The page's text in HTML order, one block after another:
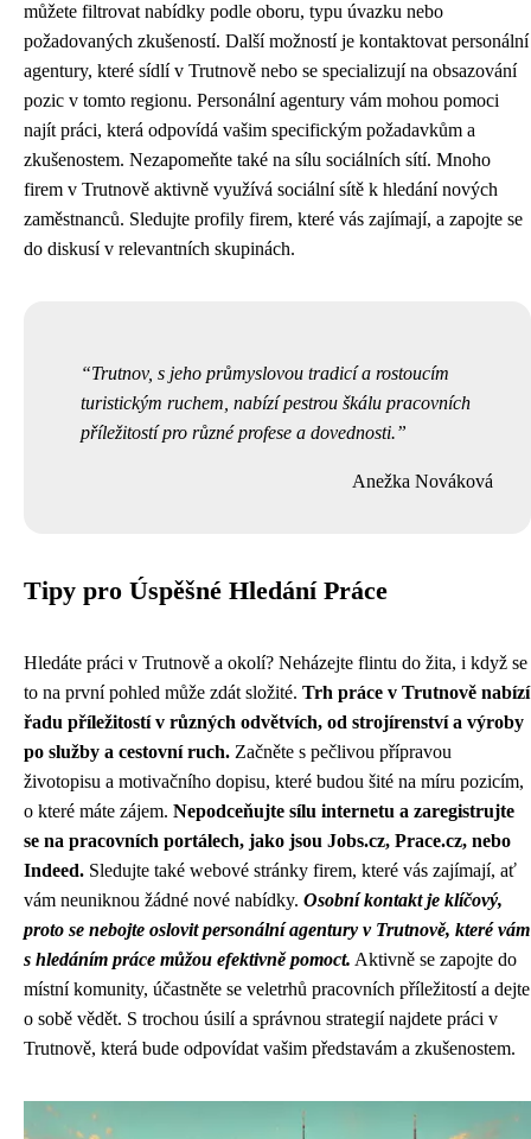
můžete filtrovat nabídky podle oboru, typu úvazku nebo
požadovaných zkušeností. Další možností je kontaktovat personální
agentury, které sídlí v Trutnově nebo se specializují na obsazování
pozic v tomto regionu. Personální agentury vám mohou pomoci
najít práci, která odpovídá vašim specifickým požadavkům a
zkušenostem. Nezapomeňte také na sílu sociálních sítí. Mnoho
firem v Trutnově aktivně využívá sociální sítě k hledání nových
zaměstnanců. Sledujte profily firem, které vás zajímají, a zapojte se
do diskusí v relevantních skupinách.
Trutnov, s jeho průmyslovou tradicí a rostoucím
turistickým ruchem, nabízí pestrou škálu pracovních
příležitostí pro různé profese a dovednosti.
Anežka Nováková
Tipy pro Úspěšné Hledání Práce
Hledáte práci v Trutnově a okolí? Neházejte flintu do žita, i když se
to na první pohled může zdát složité. Trh práce v Trutnově nabízí
řadu příležitostí v různých odvětvích, od strojírenství a výroby
po služby a cestovní ruch. Začněte s pečlivou přípravou
životopisu a motivačního dopisu, které budou šité na míru pozicím,
o které máte zájem. Nepodceňujte sílu internetu a zaregistrujte
se na pracovních portálech, jako jsou Jobs.cz, Prace.cz, nebo
Indeed. Sledujte také webové stránky firem, které vás zajímají, ať
vám neuniknou žádné nové nabídky. Osobní kontakt je klíčový,
proto se nebojte oslovit personální agentury v Trutnově, které vám
s hledáním práce můžou efektivně pomoct. Aktivně se zapojte do
místní komunity, účastněte se veletrhů pracovních příležitostí a dejte
o sobě vědět. S trochou úsilí a správnou strategií najdete práci v
Trutnově, která bude odpovídat vašim představám a zkušenostem.